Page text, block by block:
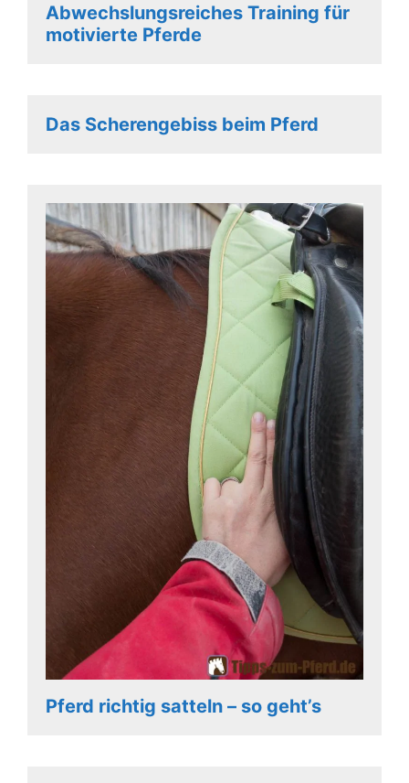
Abwechslungsreiches Training für
motivierte Pferde
Das Scherengebiss beim Pferd
Pferd richtig satteln – so geht’s